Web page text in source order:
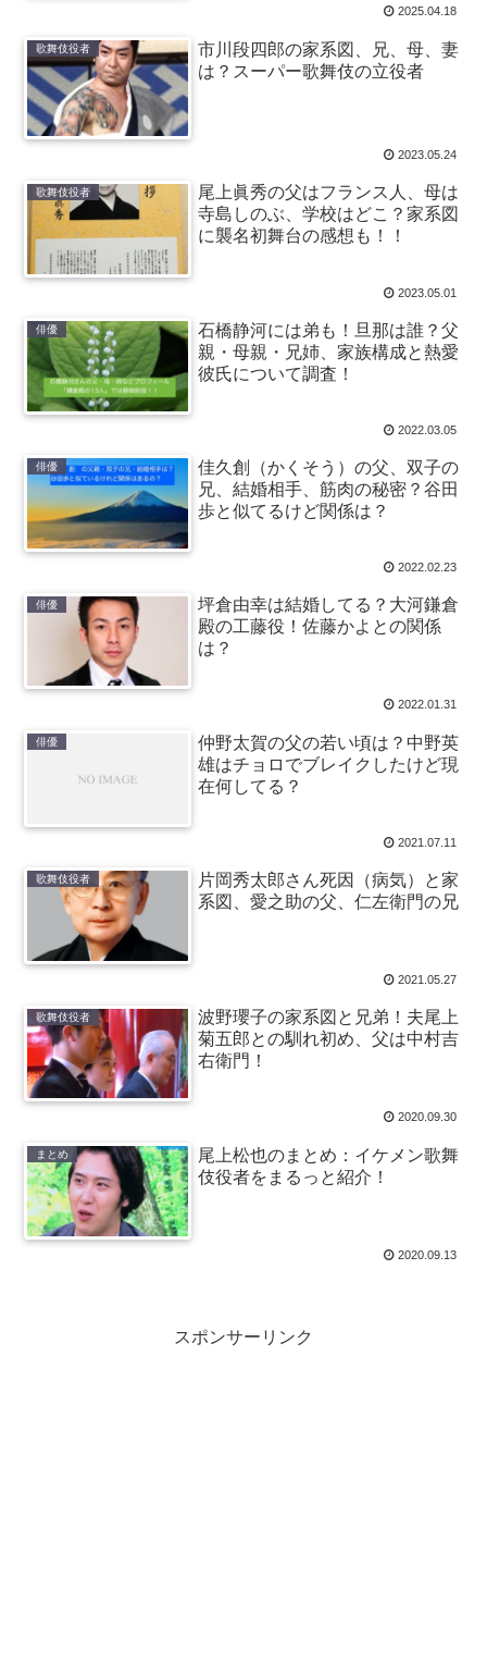
2025.04.18
歌舞伎役者
市川段四郎の家系図、兄、母、妻
は？スーパー歌舞伎の立役者
2023.05.24
歌舞伎役者
尾上眞秀の父はフランス人、母は
寺島しのぶ、学校はどこ？家系図
に襲名初舞台の感想も！！
2023.05.01
俳優
石橋静河には弟も！旦那は誰？父
親・母親・兄姉、家族構成と熱愛
彼氏について調査！
2022.03.05
俳優
佳久創（かくそう）の父、双子の
兄、結婚相手、筋肉の秘密？谷田
歩と似てるけど関係は？
2022.02.23
俳優
坪倉由幸は結婚してる？大河鎌倉
殿の工藤役！佐藤かよとの関係
は？
2022.01.31
俳優
仲野太賀の父の若い頃は？中野英
雄はチョロでブレイクしたけど現
在何してる？
2021.07.11
歌舞伎役者
片岡秀太郎さん死因（病気）と家
系図、愛之助の父、仁左衛門の兄
2021.05.27
歌舞伎役者
波野瓔子の家系図と兄弟！夫尾上
菊五郎との馴れ初め、父は中村吉
右衛門！
2020.09.30
まとめ
尾上松也のまとめ：イケメン歌舞
伎役者をまるっと紹介！
2020.09.13
スポンサーリンク